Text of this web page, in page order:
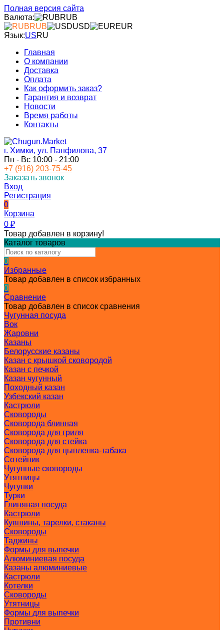
Полная версия сайта
Валюта:
RUB
RUB
USD
EUR
Язык:USRU
Главная
О компании
Доставка
Оплата
Как оформить заказ?
Гарантия и возврат
Новости
Время работы
Контакты
г. Химки, ул. Панфилова, 37
Пн - Вс 10:00 - 21:00
+7 (916) 203-75-45
Заказать звонок
Вход
Регистрация
0
Корзина
0 ₽
Товар добавлен в корзину!
Каталог товаров
0
Избранные
Товар добавлен в список избранных
0
Сравнение
Товар добавлен в список сравнения
Чугунная посуда
Вок
Жаровни
Казаны
Белорусские казаны
Казан с крышкой сковородой
Казан с печкой
Казан чугунный
Походный казан
Узбекский казан
Кастрюли
Сковороды
Сковорода блинная
Сковорода для гриля
Сковорода для стейка
Сковорода для цыпленка-табака
Сотейник
Чугунные сковороды
Утятницы
Чугунки
Турки
Глиняная посуда
Кастрюли
Кувшины, тарелки, стаканы
Сковороды
Таджины
Формы для выпечки
Алюминиевая посуда
Казаны алюминиевые
Кастрюли
Котелки
Сковороды
Утятницы
Формы для выпечки
Противни